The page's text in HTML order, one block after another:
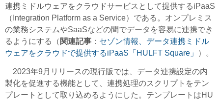
連携ミドルウェアをクラウドサービスとして提供するiPaaS
（Integration Platform as a Service）である。オンプレミス
の業務システムやSaaSなどの間でデータを容易に連携でき
るようにする
（ 関連記事 ： セゾン情報、データ連携ミドル
ウェアをクラウドで提供するiPaaS「HULFT Square」
）。
2023年9月リリースの現行版では、データ連携設定の内
製化を促進する機能として、連携処理のスクリプトをテン
プレートとして取り込めるようにした。テンプレートはHU